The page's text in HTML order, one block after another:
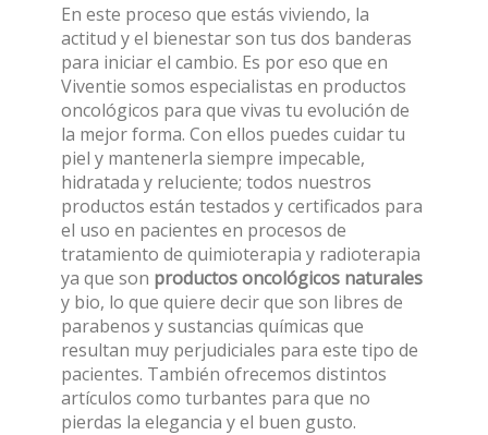
En este proceso que estás viviendo, la
actitud y el bienestar son tus dos banderas
para iniciar el cambio. Es por eso que en
Viventie somos especialistas en productos
oncológicos para que vivas tu evolución de
la mejor forma. Con ellos puedes cuidar tu
piel y mantenerla siempre impecable,
hidratada y reluciente; todos nuestros
productos están testados y certificados para
el uso en pacientes en procesos de
tratamiento de quimioterapia y radioterapia
ya que son productos oncológicos naturales
y bio, lo que quiere decir que son libres de
parabenos y sustancias químicas que
resultan muy perjudiciales para este tipo de
pacientes. También ofrecemos distintos
artículos como turbantes para que no
pierdas la elegancia y el buen gusto.